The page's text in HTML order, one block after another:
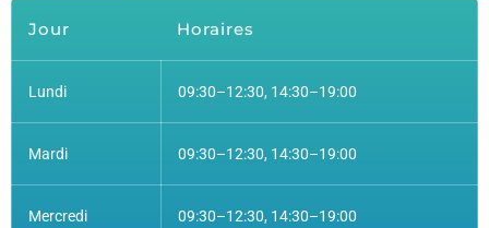
Jour Horaires
Lundi 09:30–12:30, 14:30–19:00
Mardi 09:30–12:30, 14:30–19:00
Mercredi 09:30–12:30, 14:30–19:00